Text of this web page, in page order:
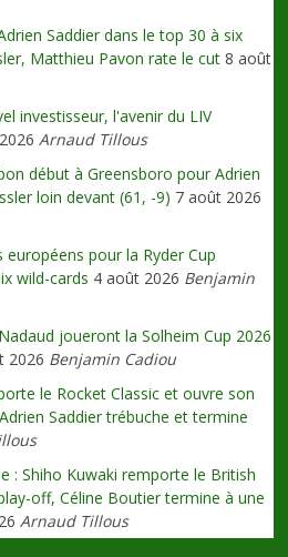
Saddier dans le top 30 à six
Matthieu Pavon rate le cut 8 août
investisseur, l'avenir du LIV
Arnaud Tillous
début à Greensboro pour Adrien
loin devant (61, -9) 7 août 2026
pour la Ryder Cup
wild-cards 4 août 2026 Benjamin
joueront la Solheim Cup 2026
2026 Benjamin Cadiou
le Rocket Classic et ouvre son
Saddier trébuche et termine
: Shiho Kuwaki remporte le British
off, Céline Boutier termine à une
Arnaud Tillous